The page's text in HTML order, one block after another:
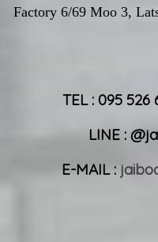
Factory 6/69 Moo 3,
TEL : 095
LINE :
E-MAIL :